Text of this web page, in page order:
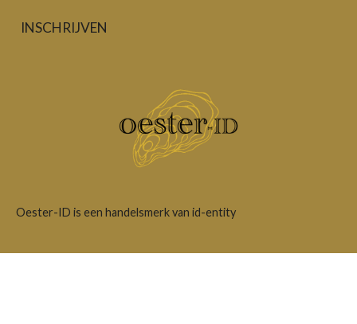
INSCHRIJVEN
Oester-ID is een handelsmerk van id-entity